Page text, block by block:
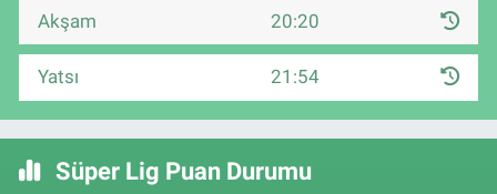
Akşam 20:20
Yatsı 21:54
Süper Lig Puan Durumu